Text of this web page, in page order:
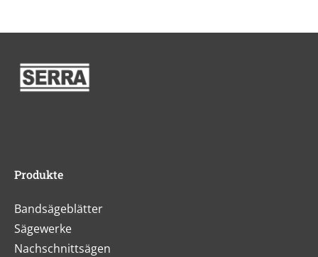
Produkte
Bandsägeblätter
Sägewerke
Nachschnittsägen